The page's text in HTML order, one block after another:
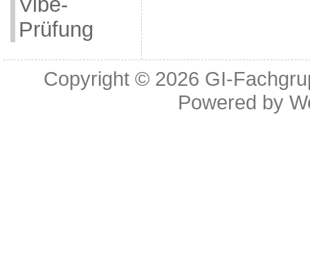
Prüfung
Copyright © 2026 GI-
Powered by